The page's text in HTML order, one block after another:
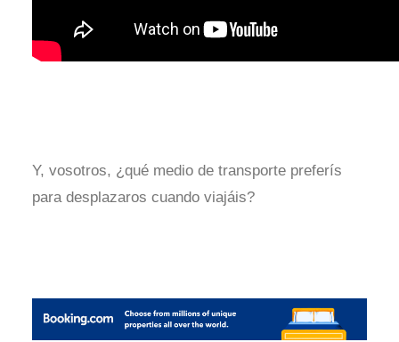
Y, vosotros, ¿qué medio de transporte preferís
para desplazaros cuando viajáis?